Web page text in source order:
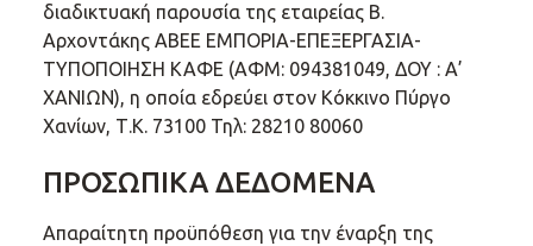
διαδικτυακή παρουσία της εταιρείας Β.
Αρχοντάκης ΑΒΕΕ ΕΜΠΟΡΙΑ-ΕΠΕΞΕΡΓΑΣΙΑ-
ΤΥΠΟΠΟΙΗΣΗ ΚΑΦΕ (ΑΦΜ: 094381049, ΔΟΥ : Α’
ΧΑΝΙΩΝ), η οποία εδρεύει στον Κόκκινο Πύργο
Χανίων, Τ.Κ. 73100 Τηλ: 28210 80060
ΠΡΟΣΩΠΙΚΑ ΔΕΔΟΜΕΝΑ
Απαραίτητη προϋπόθεση για την έναρξη της